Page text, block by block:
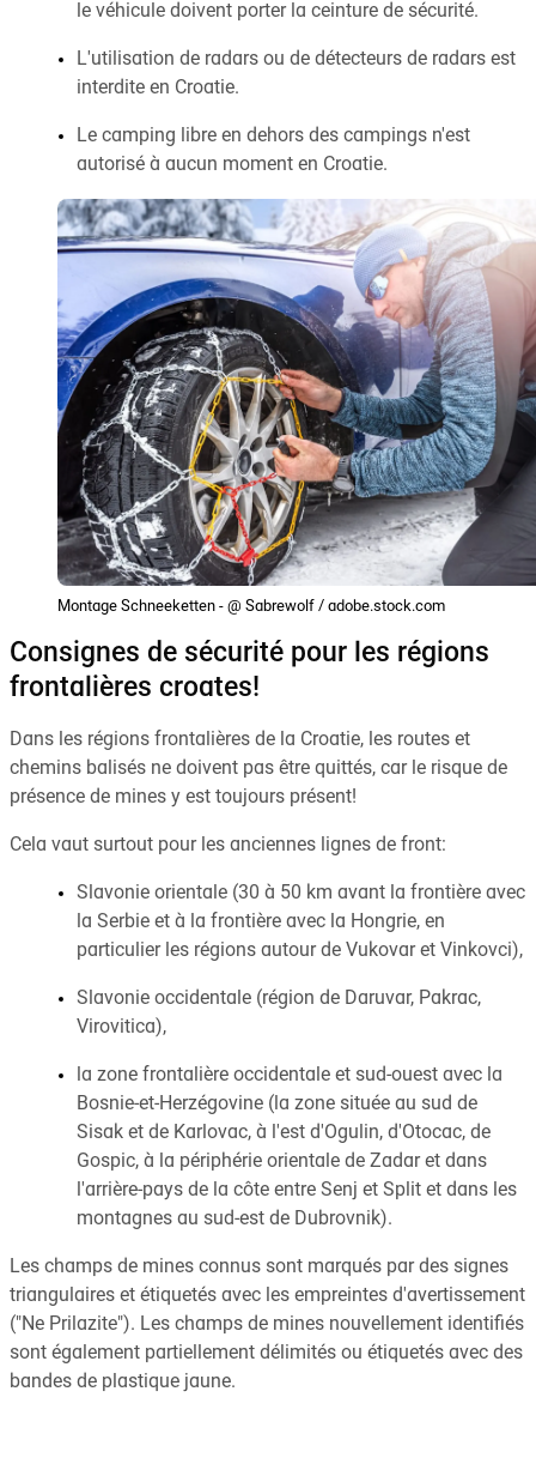
le véhicule doivent porter la ceinture de sécurité.
L'utilisation de radars ou de détecteurs de radars est
interdite en Croatie.
Le camping libre en dehors des campings n'est
autorisé à aucun moment en Croatie.
Montage Schneeketten - @ Sabrewolf / adobe.stock.com
Consignes de sécurité pour les régions
frontalières croates!
Dans les régions frontalières de la Croatie, les routes et
chemins balisés ne doivent pas être quittés, car le risque de
présence de mines y est toujours présent!
Cela vaut surtout pour les anciennes lignes de front:
Slavonie orientale (30 à 50 km avant la frontière avec
la Serbie et à la frontière avec la Hongrie, en
particulier les régions autour de Vukovar et Vinkovci),
Slavonie occidentale (région de Daruvar, Pakrac,
Virovitica),
la zone frontalière occidentale et sud-ouest avec la
Bosnie-et-Herzégovine (la zone située au sud de
Sisak et de Karlovac, à l'est d'Ogulin, d'Otocac, de
Gospic, à la périphérie orientale de Zadar et dans
l'arrière-pays de la côte entre Senj et Split et dans les
montagnes au sud-est de Dubrovnik).
Les champs de mines connus sont marqués par des signes
triangulaires et étiquetés avec les empreintes d'avertissement
("Ne Prilazite"). Les champs de mines nouvellement identifiés
sont également partiellement délimités ou étiquetés avec des
bandes de plastique jaune.